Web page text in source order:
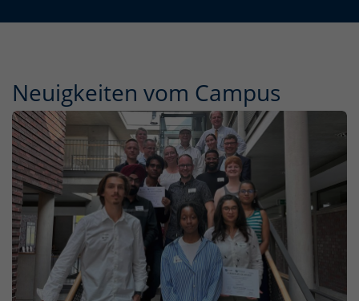
Neuigkeiten vom Campus